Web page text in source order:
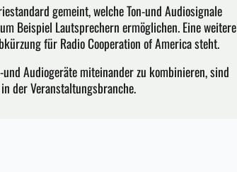
gemeint, welche Ton-und Audiosignale
Beispiel Lautsprechern ermöglichen. Eine weitere
für Radio Cooperation of America steht.
Audiogeräte miteinander zu kombinieren, sind
der Veranstaltungsbranche.